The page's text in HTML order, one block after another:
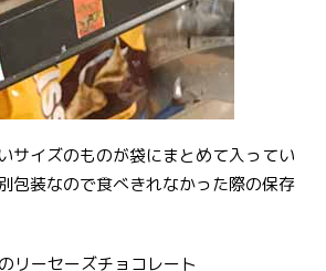
サイズのものが袋にまとめて入ってい
包装なので食べきれなかった際の保存